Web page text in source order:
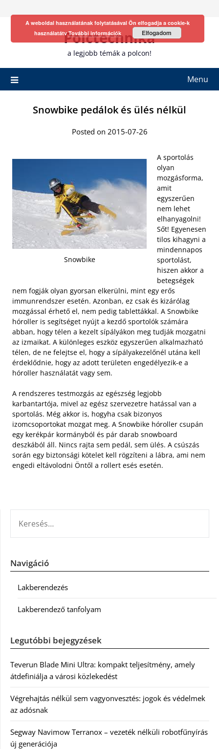
Polctechnika
a legjobb témák a polcon!
Menu
Snowbike pedálok és ülés nélkül
Posted on 2015-07-26
Snowbike
A sportolás
olyan
mozgásforma,
amit
egyszerűen
nem lehet
elhanyagolni!
Sőt! Egyenesen
tilos kihagyni a
mindennapos
sportolást,
hiszen akkor a
betegségek
nem fogják olyan gyorsan elkerülni, mint egy erős
immunrendszer esetén. Azonban, ez csak és kizárólag
mozgással érhető el, nem pedig tablettákkal. A Snowbike
hóroller is segítséget nyújt a kezdő sportolók számára
abban, hogy télen a kezelt sípályákon meg tudják mozgatni
az izmaikat. A különleges eszköz egyszerűen alkalmazható
télen, de ne felejtse el, hogy a sípályakezelőnél utána kell
érdeklődnie, hogy az adott területen engedélyezik-e a
hóroller használatát vagy sem.
A rendszeres testmozgás az egészség legjobb
karbantartója, mivel az egész szervezetre hatással van a
sportolás. Még akkor is, hogyha csak bizonyos
izomcsoportokat mozgat meg. A Snowbike hóroller csupán
egy kerékpár kormányból és pár darab snowboard
deszkából áll. Nincs rajta sem pedál, sem ülés. A csúszás
során egy biztonsági kötelet kell rögzíteni a lábra, ami nem
engedi eltávolodni Öntől a rollert esés esetén.
Navigáció
Lakberendezés
Lakberendező tanfolyam
Legutóbbi bejegyzések
Teverun Blade Mini Ultra: kompakt teljesítmény, amely
átdefiniálja a városi közlekedést
Végrehajtás nélkül sem vagyonvesztés: jogok és védelmek
az adósnak
Segway Navimow Terranox – vezeték nélküli robotfűnyírás
új generációja
A weboldal használatának folytatásával Ön elfogadja a cookie-k
használatátvTovábbi információk Elfogadom